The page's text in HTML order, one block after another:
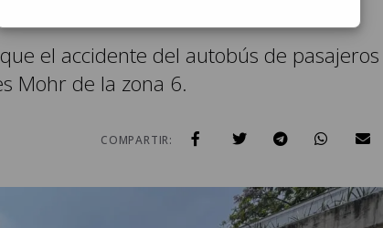
el accidente del autobús de pasajeros
Mohr de la zona 6.
COMPARTIR: